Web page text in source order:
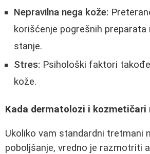
Nepravilna nega kože:
korišćenje pogrešnih
stanje.
Stres: Psihološki faktori
kože.
Kada dermatolozi i kozmetičari
Ukoliko vam standardni tretmani
poboljšanje, vredno je razmotriti